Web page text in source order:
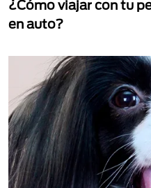
¿Cómo viajar con tu
en auto?